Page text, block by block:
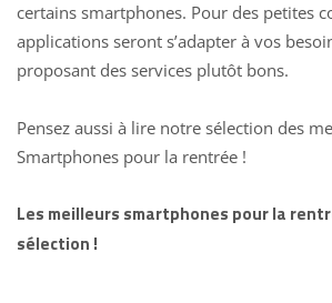
certains smartphones. Pour des petites
applications seront s’adapter à vos
proposant des services plutôt bons.
Pensez aussi à lire notre sélection des
Smartphones pour la rentrée !
Les meilleurs smartphones pour la
sélection !